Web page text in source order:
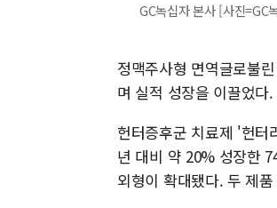
GC녹십자 본사 [사진=GC
정맥주사형 면역글로불
며 실적 성장을 이끌었다.
헌터증후군 치료제 '헌터
년 대비 약 20% 성장한
외형이 확대됐다. 두 제